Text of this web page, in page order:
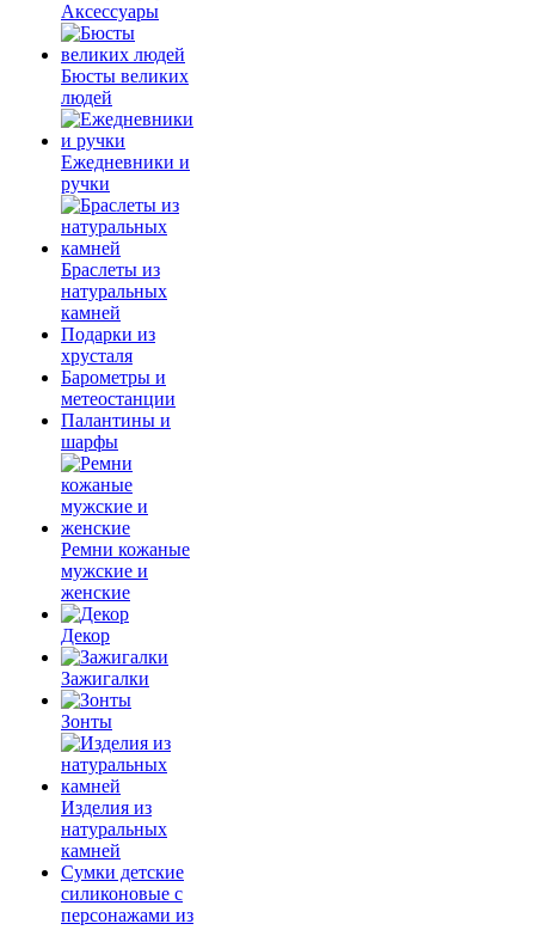
Аксессуары
Бюсты великих
людей
Ежедневники и
ручки
Браслеты из
натуральных
камней
Подарки из
хрусталя
Барометры и
метеостанции
Палантины и
шарфы
Ремни кожаные
мужские и
женские
Декор
Зажигалки
Зонты
Изделия из
натуральных
камней
Сумки детские
силиконовые с
персонажами из